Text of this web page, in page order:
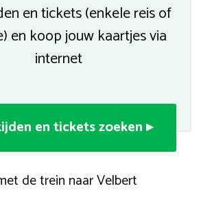
en tickets (enkele reis of
en koop jouw kaartjes via
internet
en tickets zoeken ▸
de trein naar Velbert